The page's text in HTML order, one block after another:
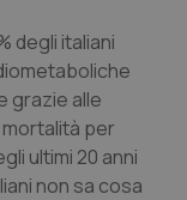
degli italiani
grazie alle
per
ultimi 20 anni
non sa cosa